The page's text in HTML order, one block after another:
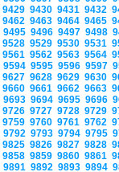
9429 9430 9431 9432
9462 9463 9464 9465
9495 9496 9497 9498
9528 9529 9530 9531
9561 9562 9563 9564
9594 9595 9596 9597
9627 9628 9629 9630
9660 9661 9662 9663
9693 9694 9695 9696
9726 9727 9728 9729
9759 9760 9761 9762
9792 9793 9794 9795
9825 9826 9827 9828
9858 9859 9860 9861
9891 9892 9893 9894